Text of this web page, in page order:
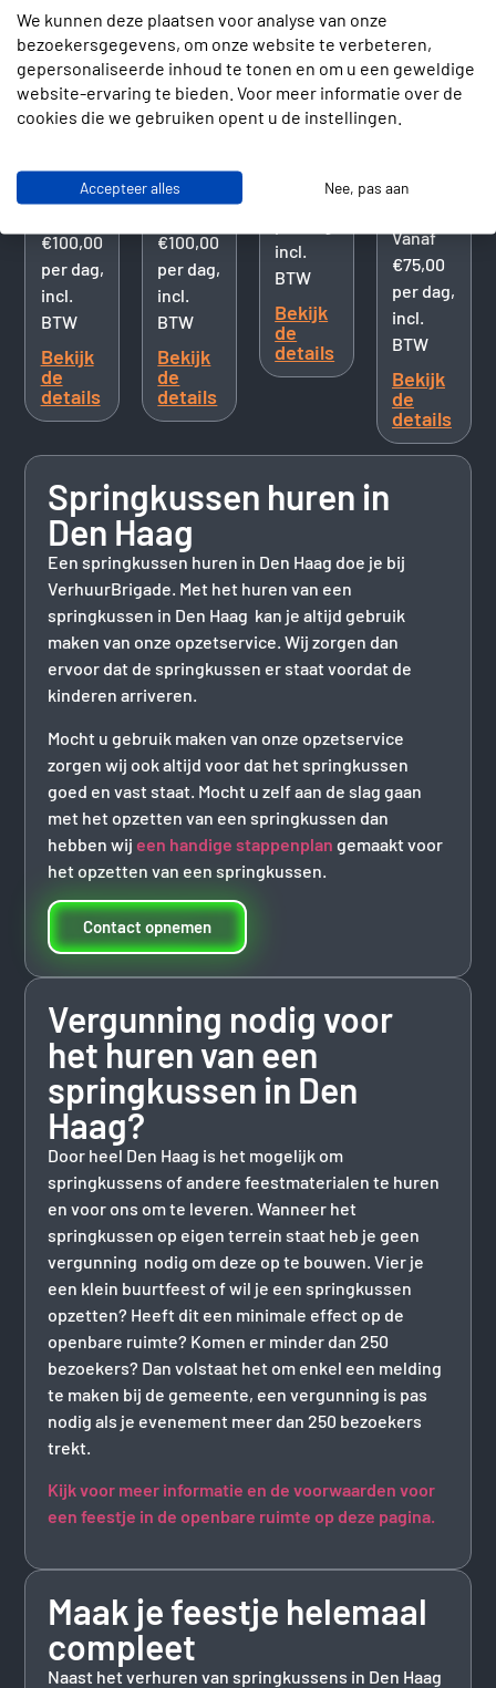
Combo
Slide
4m
€100,00
per dag,
incl.
BTW
Bekijk
de
details
Combo
Slide
Candyland
4m
€100,00
per dag,
incl.
BTW
Bekijk
de
details
Stormbaan
17m
€295,00
incl.
BTW
Bekijk
de
details
4x3m
met
dak
Vanaf
€75,00
per dag,
incl.
BTW
Bekijk
de
details
Springkussen huren in
Den Haag
Een springkussen huren in Den Haag doe je bij
VerhuurBrigade. Met het huren van een
springkussen in Den Haag kan je altijd gebruik
maken van onze opzetservice. Wij zorgen dan
ervoor dat de springkussen er staat voordat de
kinderen arriveren.
Mocht u gebruik maken van onze opzetservice
zorgen wij ook altijd voor dat het springkussen
goed en vast staat. Mocht u zelf aan de slag gaan
met het opzetten van een springkussen dan
hebben wijeen handige stappenplangemaakt voor
het opzetten van een springkussen.
Contact opnemen
Vergunning nodig voor
het huren van een
springkussen in Den
Haag?
Door heel Den Haag is het mogelijk om
springkussens of andere feestmaterialen te huren
en voor ons om te leveren. Wanneer het
springkussen op eigen terrein staat heb je geen
vergunning nodig om deze op te bouwen. Vier je
een klein buurtfeest of wil je een springkussen
opzetten? Heeft dit een minimale effect op de
openbare ruimte? Komen er minder dan 250
bezoekers? Dan volstaat het om enkel een melding
te maken bij de gemeente, een vergunning is pas
nodig als je evenement meer dan 250 bezoekers
trekt.
Kijk voor meer informatie en de voorwaarden voor
een feestje in de openbare ruimte op deze pagina.
Maak je feestje helemaal
compleet
Naast het verhuren van springkussens in Den Haag
We kunnen deze plaatsen voor analyse van onze
bezoekersgegevens, om onze website te verbeteren,
gepersonaliseerde inhoud te tonen en om u een geweldige
website-ervaring te bieden. Voor meer informatie over de
cookies die we gebruiken opent u de instellingen.
Accepteer alles Nee, pas aan